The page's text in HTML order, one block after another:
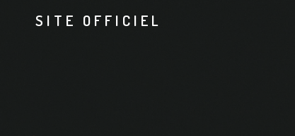
SITE OFFICIEL